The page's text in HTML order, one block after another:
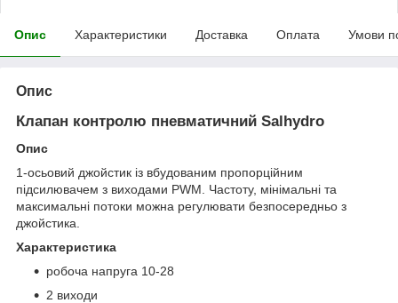
Опис Характеристики Доставка Оплата Умови
Опис
Клапан контролю пневматичний Salhydro
Опис
1-осьовий джойстик із вбудованим пропорційним
підсилювачем з виходами PWM. Частоту, мінімальні та
максимальні потоки можна регулювати безпосередньо з
джойстика.
Характеристика
робоча напруга 10-28
2 виходи